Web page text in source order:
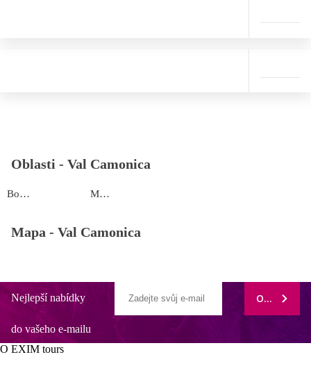
Oblasti - Val Camonica
Borno Montecampione
Mapa - Val Camonica
Nejlepší nabídky
do vašeho e-mailu
ODEBÍRAT
O EXIM tours